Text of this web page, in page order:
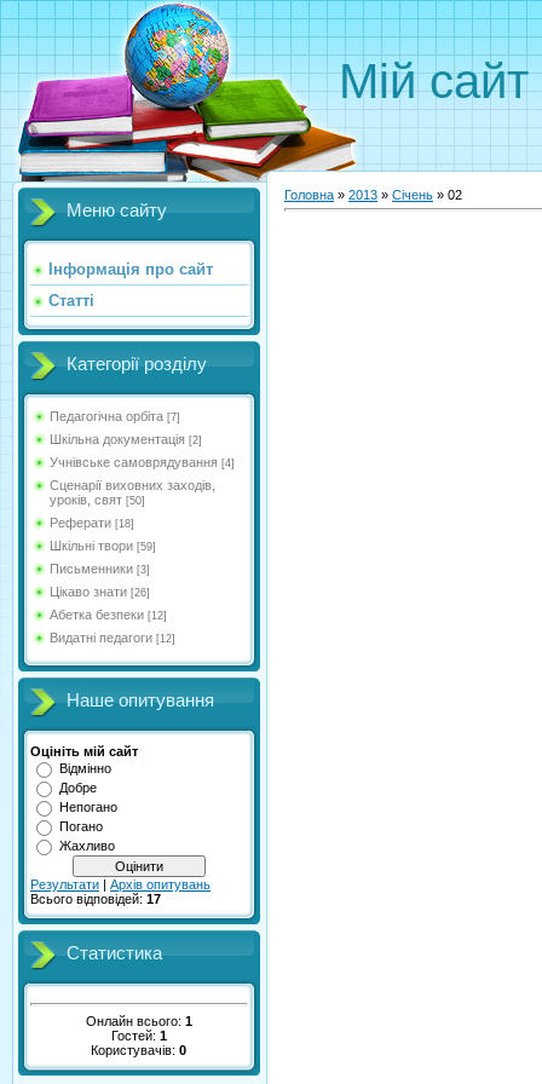
Мій сайт
Меню сайту
Інформація про сайт
Статті
Категорії розділу
Педагогічна орбіта [7]
Шкільна документація [2]
Учнівське самоврядування [4]
Сценарії виховних заходів,
уроків, свят [50]
Реферати [18]
Шкільні твори [59]
Письменники [3]
Цікаво знати [26]
Абетка безпеки [12]
Видатні педагоги [12]
Наше опитування
Оцініть мій сайт
Відмінно
Добре
Непогано
Погано
Жахливо
Результати | Архів опитувань
Всього відповідей: 17
Статистика
Онлайн всього: 1
Гостей: 1
Користувачів:0
Головна » 2013 » Січень » 02